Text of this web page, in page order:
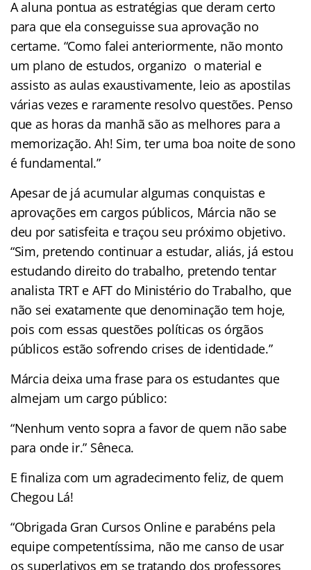
A aluna pontua as estratégias que deram certo
para que ela conseguisse sua aprovação no
certame. “Como falei anteriormente, não monto
um plano de estudos, organizo o material e
assisto as aulas exaustivamente, leio as apostilas
várias vezes e raramente resolvo questões. Penso
que as horas da manhã são as melhores para a
memorização. Ah! Sim, ter uma boa noite de sono
é fundamental.”
Apesar de já acumular algumas conquistas e
aprovações em cargos públicos, Márcia não se
deu por satisfeita e traçou seu próximo objetivo.
“Sim, pretendo continuar a estudar, aliás, já estou
estudando direito do trabalho, pretendo tentar
analista TRT e AFT do Ministério do Trabalho, que
não sei exatamente que denominação tem hoje,
pois com essas questões políticas os órgãos
públicos estão sofrendo crises de identidade.”
Márcia deixa uma frase para os estudantes que
almejam um cargo público:
“Nenhum vento sopra a favor de quem não sabe
para onde ir.” Sêneca.
E finaliza com um agradecimento feliz, de quem
Chegou Lá!
“Obrigada Gran Cursos Online e parabéns pela
equipe competentíssima, não me canso de usar
os superlativos em se tratando dos professores